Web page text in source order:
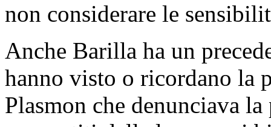
non considerare le
Anche Barilla ha un
hanno visto o ricordano la
Plasmon che denunciava